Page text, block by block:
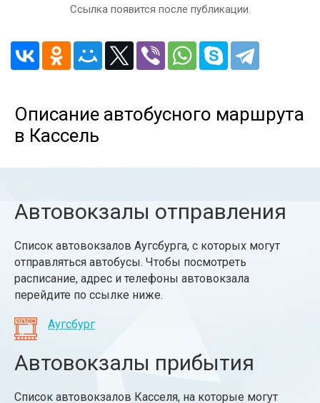
Ссылка появится после публикации.
Описание автобусного маршрута
в Кассель
Автовокзалы отправления
Список автовокзалов Аугсбурга, с которых могут
отправляться автобусы. Чтобы посмотреть
расписание, адрес и телефоны автовокзала
перейдите по ссылке ниже.
Аугсбург
Автовокзалы прибытия
Список автовокзалов Касселя, на которые могут